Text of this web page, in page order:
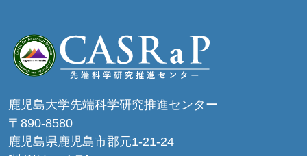
鹿児島大学先端科学研究推進センター
〒890-8580
鹿児島県鹿児島市郡元1-21-24